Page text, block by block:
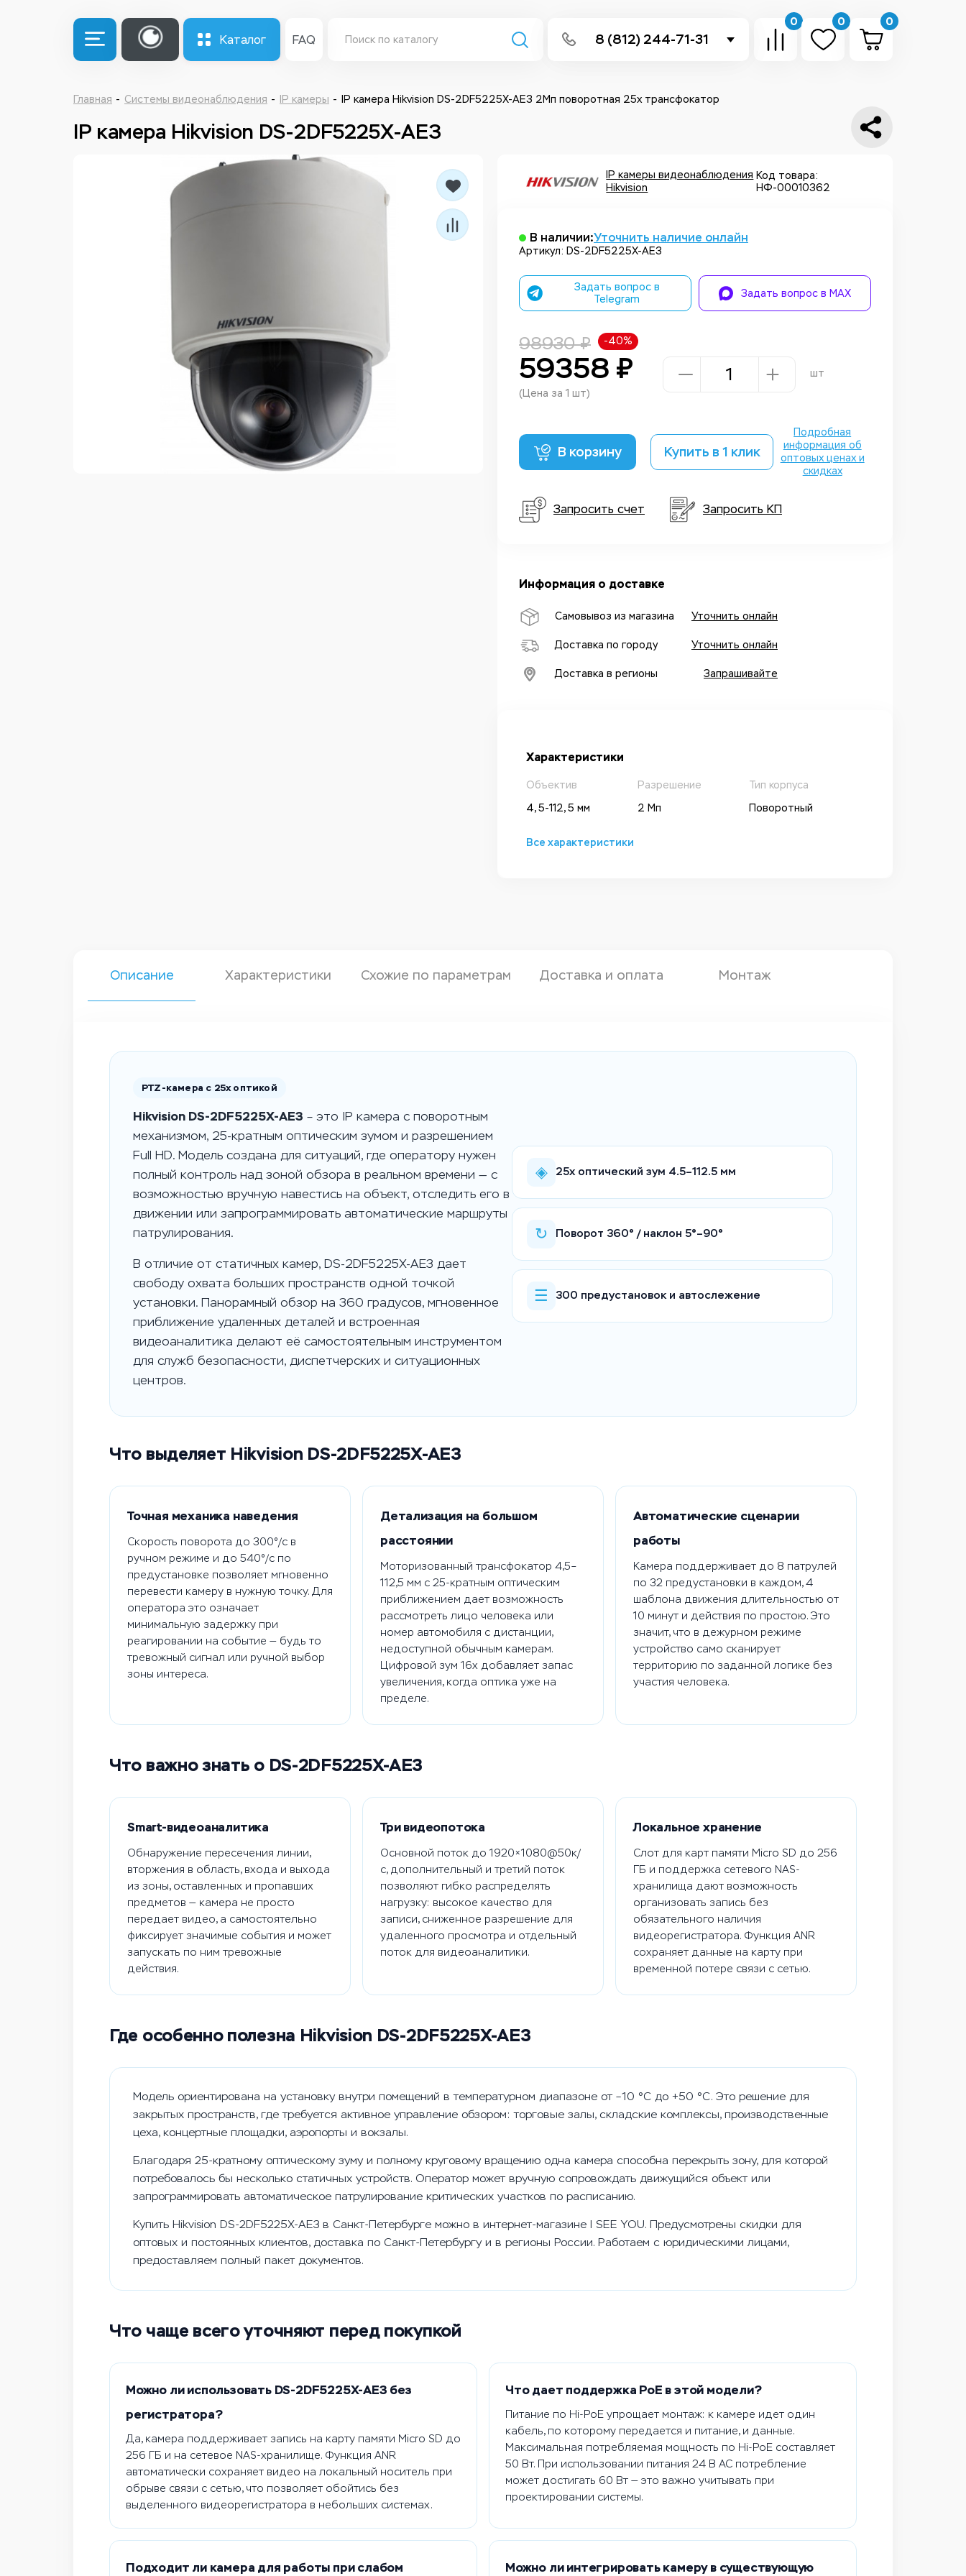
Каталог FAQ 8 (812) 244-71-31
Написать в Telegram
0 0 0
Главная Системы видеонаблюдения IP камеры IP камера Hikvision DS-2DF5225X-AE3 2Мп поворотная 25x трансфокатор
IP камера Hikvision DS-2DF5225X-AE3
IP камеры видеонаблюдения
Hikvision
Код товара:
НФ-00010362
В наличии:Уточнить наличие онлайн
Артикул: DS-2DF5225X-AE3
Задать вопрос в
Telegram
Задать вопрос в MAX
98930 ₽ -40%
59358 ₽
(Цена за 1 шт)
шт
В корзину Купить в 1 клик
Подробная
информация об
оптовых ценах и
скидках
Запросить счет Запросить КП
Информация о доставке
Самовывоз из магазина Уточнить онлайн
Доставка по городу Уточнить онлайн
Доставка в регионы Запрашивайте
Характеристики
Объектив
4, 5-112, 5 мм
Разрешение
2 Мп
Тип корпуса
Поворотный
Все характеристики
Описание Характеристики Схожие по параметрам Доставка и оплата Монтаж
PTZ-камера с 25x оптикой
Hikvision DS-2DF5225X-AE3 – это IP камера с поворотным
механизмом, 25-кратным оптическим зумом и разрешением
Full HD. Модель создана для ситуаций, где оператору нужен
полный контроль над зоной обзора в реальном времени — с
возможностью вручную навестись на объект, отследить его в
движении или запрограммировать автоматические маршруты
патрулирования.
В отличие от статичных камер, DS-2DF5225X-AE3 дает
свободу охвата больших пространств одной точкой
установки. Панорамный обзор на 360 градусов, мгновенное
приближение удаленных деталей и встроенная
видеоаналитика делают её самостоятельным инструментом
для служб безопасности, диспетчерских и ситуационных
центров.
◈ 25x оптический зум 4.5–112.5 мм
↻ Поворот 360° / наклон 5°–90°
☰ 300 предустановок и автослежение
Что выделяет Hikvision DS-2DF5225X-AE3
Точная механика наведения
Скорость поворота до 300°/с в
ручном режиме и до 540°/с по
предустановке позволяет мгновенно
перевести камеру в нужную точку. Для
оператора это означает
минимальную задержку при
реагировании на событие — будь то
тревожный сигнал или ручной выбор
зоны интереса.
Детализация на большом
расстоянии
Моторизованный трансфокатор 4,5–
112,5 мм с 25-кратным оптическим
приближением дает возможность
рассмотреть лицо человека или
номер автомобиля с дистанции,
недоступной обычным камерам.
Цифровой зум 16x добавляет запас
увеличения, когда оптика уже на
пределе.
Автоматические сценарии
работы
Камера поддерживает до 8 патрулей
по 32 предустановки в каждом, 4
шаблона движения длительностью от
10 минут и действия по простою. Это
значит, что в дежурном режиме
устройство само сканирует
территорию по заданной логике без
участия человека.
Что важно знать о DS-2DF5225X-AE3
Smart-видеоаналитика
Обнаружение пересечения линии,
вторжения в область, входа и выхода
из зоны, оставленных и пропавших
предметов — камера не просто
передает видео, а самостоятельно
фиксирует значимые события и может
запускать по ним тревожные
действия.
Три видеопотока
Основной поток до 1920×1080@50к/
с, дополнительный и третий поток
позволяют гибко распределять
нагрузку: высокое качество для
записи, сниженное разрешение для
удаленного просмотра и отдельный
поток для видеоаналитики.
Локальное хранение
Слот для карт памяти Micro SD до 256
ГБ и поддержка сетевого NAS-
хранилища дают возможность
организовать запись без
обязательного наличия
видеорегистратора. Функция ANR
сохраняет данные на карту при
временной потере связи с сетью.
Где особенно полезна Hikvision DS-2DF5225X-AE3
Модель ориентирована на установку внутри помещений в температурном диапазоне от –10 °C до +50 °C. Это решение для
закрытых пространств, где требуется активное управление обзором: торговые залы, складские комплексы, производственные
цеха, концертные площадки, аэропорты и вокзалы.
Благодаря 25-кратному оптическому зуму и полному круговому вращению одна камера способна перекрыть зону, для которой
потребовалось бы несколько статичных устройств. Оператор может вручную сопровождать движущийся объект или
запрограммировать автоматическое патрулирование критических участков по расписанию.
Купить Hikvision DS-2DF5225X-AE3 в Санкт-Петербурге можно в интернет-магазине I SEE YOU. Предусмотрены скидки для
оптовых и постоянных клиентов, доставка по Санкт-Петербургу и в регионы России. Работаем с юридическими лицами,
предоставляем полный пакет документов.
Что чаще всего уточняют перед покупкой
Можно ли использовать DS-2DF5225X-AE3 без
регистратора?
Да, камера поддерживает запись на карту памяти Micro SD до
256 ГБ и на сетевое NAS-хранилище. Функция ANR
автоматически сохраняет видео на локальный носитель при
обрыве связи с сетью, что позволяет обойтись без
выделенного видеорегистратора в небольших системах.
Что дает поддержка PoE в этой модели?
Питание по Hi-PoE упрощает монтаж: к камере идет один
кабель, по которому передается и питание, и данные.
Максимальная потребляемая мощность по Hi-PoE составляет
50 Вт. При использовании питания 24 В AC потребление
может достигать 60 Вт — это важно учитывать при
проектировании системы.
Подходит ли камера для работы при слабом Можно ли интегрировать камеру в существующую